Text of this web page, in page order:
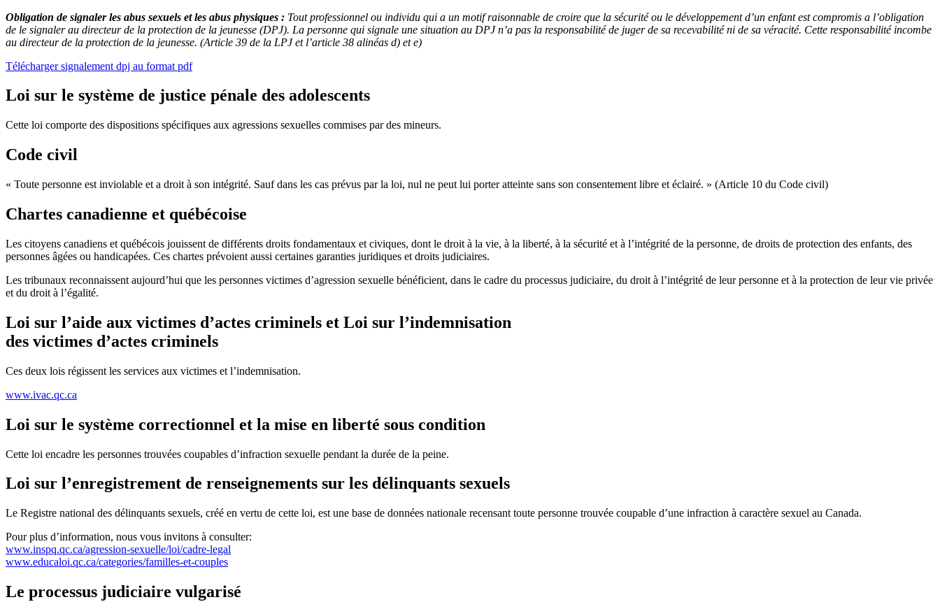
Obligation de signaler les abus sexuels et les abus physiques : Tout professionnel ou individu qui a un motif raisonnable de croire que la sécurité ou le développement d’un enfant est compromis a l’obligation
de le signaler au directeur de la protection de la jeunesse (DPJ). La personne qui signale une situation au DPJ n’a pas la responsabilité de juger de sa recevabilité ni de sa véracité. Cette responsabilité incombe
au directeur de la protection de la jeunesse. (Article 39 de la LPJ et l’article 38 alinéas d) et e)
Télécharger signalement dpj au format pdf
Loi sur le système de justice pénale des adolescents
Cette loi comporte des dispositions spécifiques aux agressions sexuelles commises par des mineurs.
Code civil
« Toute personne est inviolable et a droit à son intégrité. Sauf dans les cas prévus par la loi, nul ne peut lui porter atteinte sans son consentement libre et éclairé. » (Article 10 du Code civil)
Chartes canadienne et québécoise
Les citoyens canadiens et québécois jouissent de différents droits fondamentaux et civiques, dont le droit à la vie, à la liberté, à la sécurité et à l’intégrité de la personne, de droits de protection des enfants, des
personnes âgées ou handicapées. Ces chartes prévoient aussi certaines garanties juridiques et droits judiciaires.
Les tribunaux reconnaissent aujourd’hui que les personnes victimes d’agression sexuelle bénéficient, dans le cadre du processus judiciaire, du droit à l’intégrité de leur personne et à la protection de leur vie privée
et du droit à l’égalité.
Loi sur l’aide aux victimes d’actes criminels et Loi sur l’indemnisation
des victimes d’actes criminels
Ces deux lois régissent les services aux victimes et l’indemnisation.
www.ivac.qc.ca
Loi sur le système correctionnel et la mise en liberté sous condition
Cette loi encadre les personnes trouvées coupables d’infraction sexuelle pendant la durée de la peine.
Loi sur l’enregistrement de renseignements sur les délinquants sexuels
Le Registre national des délinquants sexuels, créé en vertu de cette loi, est une base de données nationale recensant toute personne trouvée coupable d’une infraction à caractère sexuel au Canada.
Pour plus d’information, nous vous invitons à consulter:
www.inspq.qc.ca/agression-sexuelle/loi/cadre-legal
www.educaloi.qc.ca/categories/familles-et-couples
Le processus judiciaire vulgarisé